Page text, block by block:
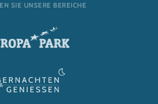
SIE UNSERE BEREICHE